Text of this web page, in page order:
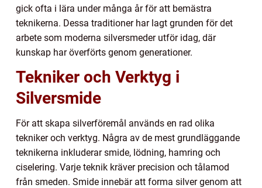
gick ofta i lära under många år för att bemästra
teknikerna. Dessa traditioner har lagt grunden för det
arbete som moderna silversmeder utför idag, där
kunskap har överförts genom generationer.
Tekniker och Verktyg i
Silversmide
För att skapa silverföremål används en rad olika
tekniker och verktyg. Några av de mest grundläggande
teknikerna inkluderar smide, lödning, hamring och
ciselering. Varje teknik kräver precision och tålamod
från smeden. Smide innebär att forma silver genom att